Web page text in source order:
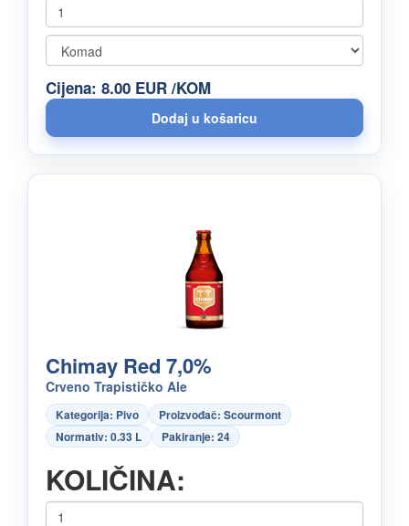
Cijena: 8.00 EUR /KOM
Chimay Red 7,0%
Crveno Trapističko Ale
Kategorija: Pivo
Proizvođač: Scourmont
Normativ: 0.33 L
Pakiranje: 24
KOLIČINA: